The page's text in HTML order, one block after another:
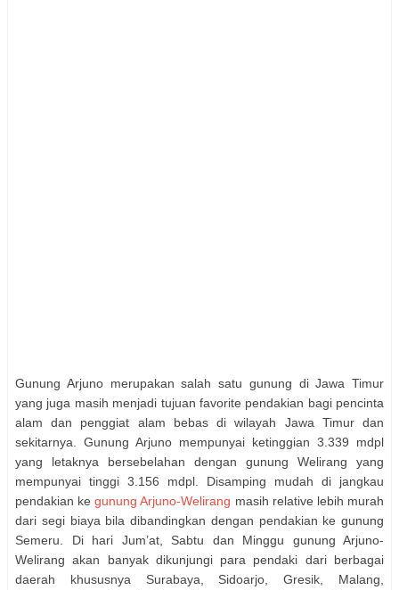
Gunung Arjuno merupakan salah satu gunung di Jawa Timur
yang juga masih menjadi tujuan favorite pendakian bagi pencinta
alam dan penggiat alam bebas di wilayah Jawa Timur dan
sekitarnya. Gunung Arjuno mempunyai ketinggian 3.339 mdpl
yang letaknya bersebelahan dengan gunung Welirang yang
mempunyai tinggi 3.156 mdpl. Disamping mudah di jangkau
pendakian kegunung Arjuno-Welirang masih relative lebih murah
dari segi biaya bila dibandingkan dengan pendakian ke gunung
Semeru. Di hari Jum’at, Sabtu dan Minggu gunung Arjuno-
Welirang akan banyak dikunjungi para pendaki dari berbagai
daerah khususnya Surabaya, Sidoarjo, Gresik, Malang,